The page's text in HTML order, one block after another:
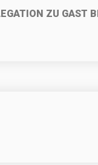
ZU GAST